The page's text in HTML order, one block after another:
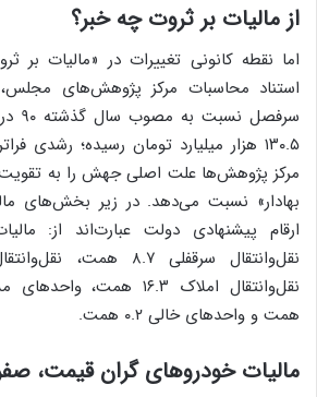
از مالیات بر ثروت چه خبر؟
اما نقطه کانونی تغییرات در «مالیات بر
استناد محاسبات مرکز پژوهش‌های
۱۳۰.۵ هزار میلیارد تومان رسیده؛ رشدی
مرکز پژوهش‌ها علت اصلی جهش را به تقویت
بهادار» نسبت می‌دهد. در زیر بخش‌های
همت و واحدهای خالی ۰.۲ همت.
مالیات خودروهای گران قیمت،